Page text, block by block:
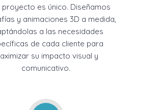
proyecto es único. Diseñamos
y animaciones 3D a medida,
a las necesidades
de cada cliente para
su impacto visual y
comunicativo.